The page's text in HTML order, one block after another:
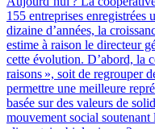
155 entreprises enregistrées
dizaine d’années, la
estime à raison le directeur
cette évolution. D’abord, la
raisons », soit de regrouper
permettre une meilleure
basée sur des valeurs de
mouvement social soutenant